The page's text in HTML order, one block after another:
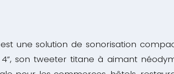
est une solution de sonorisation
son tweeter titane à aimant